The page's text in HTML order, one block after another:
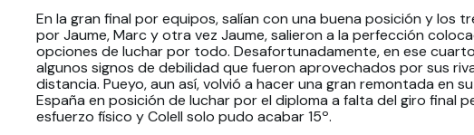
En la gran final por equipos, salían con una buena posición y los
por Jaume, Marc y otra vez Jaume, salieron a la perfección
opciones de luchar por todo. Desafortunadamente, en ese
algunos signos de debilidad que fueron aprovechados por sus
distancia. Pueyo, aun así, volvió a hacer una gran remontada en
España en posición de luchar por el diploma a falta del giro final
esfuerzo físico y Colell solo pudo acabar 15º.